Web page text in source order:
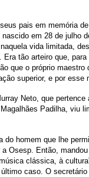
pais em memória
em 28 de julho
vida limitada,
tão arteiro que,
o próprio
superior, e por esse
Neto, que
Padilha, viu
homem que lhe
Então,
clássica, à
caso. O